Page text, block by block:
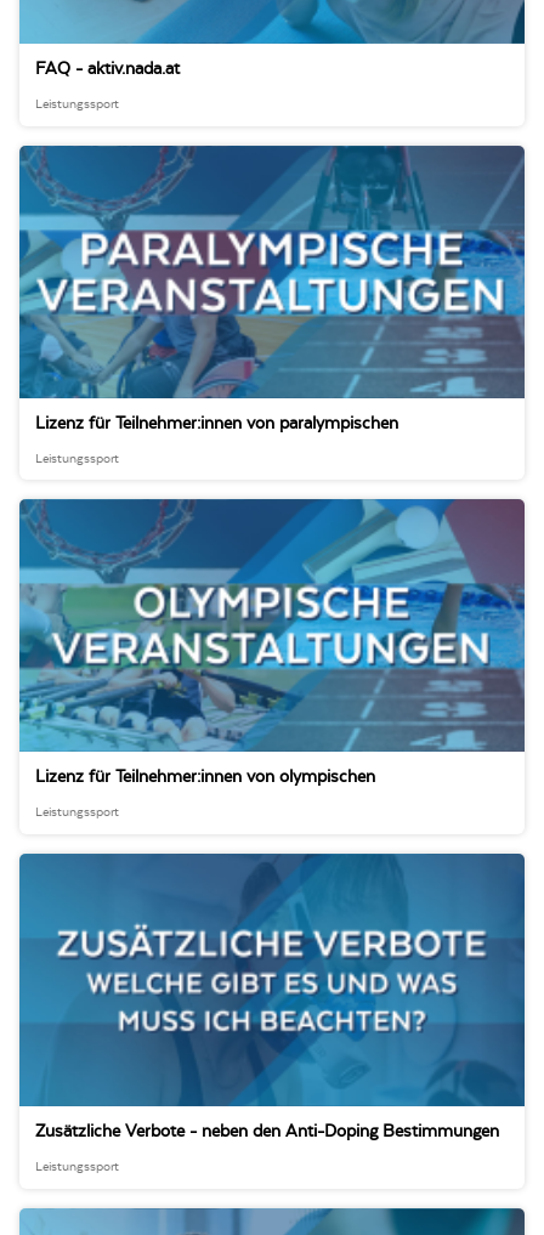
FAQ - aktiv.nada.at
Leistungssport
Lizenz für Teilnehmer:innen von paralympischen
Großveranstaltungen
Leistungssport
Lizenz für Teilnehmer:innen von olympischen
Großveranstaltungen
Leistungssport
Zusätzliche Verbote - neben den Anti-Doping Bestimmungen
Leistungssport